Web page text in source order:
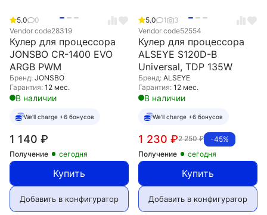
5.0
0
Vendor code28319
Кулер для процессора
JONSBO CR-1400 EVO
ARGB PWM
Бренд: JONSBO
Гарантия: 12 мес.
В наличии
We'll charge +6 бонусов
1 140 ₽
Получение сегодня
Купить
Добавить в конфигуратор
5.0 1
3
Vendor code52554
Кулер для процессора
ALSEYE S120D-B
Universal, TDP 135W
Бренд: ALSEYE
Гарантия: 12 мес.
В наличии
We'll charge +6 бонусов
-45%
2 250₽
1 230 ₽
Получение сегодня
Купить
Добавить в конфигуратор